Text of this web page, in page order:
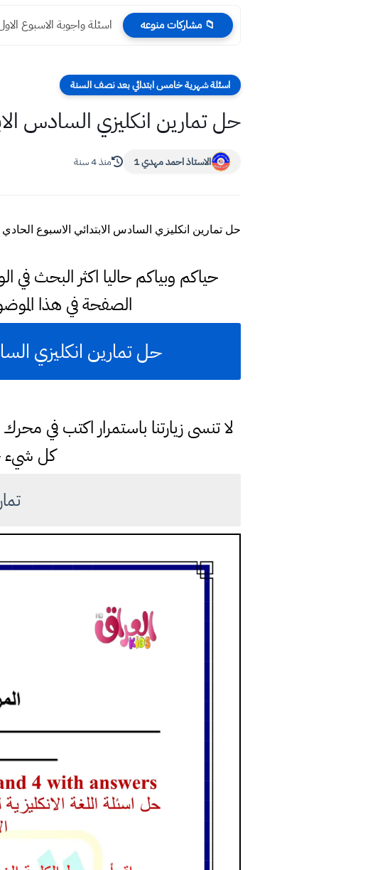
📁 مشاركات منوعه اسئلة واجوبة الاسبوع الاول للعام 2023 للصف الخامس
اسئلة شهرية خامس ابتدائي بعد نصف السنة
حل تمارين انكليزي السادس
الاستاذ احمد مهدي 1 منذ 4 سنة
حل تمارين انكليزي السادس الابتدائي الاسبوع
حياكم وبياكم حاليا اكثر البحث
الصفحة في هذا
حل تمارين انكليزي
لا تنسى زيارتنا باستمرار اكتب في
كل شيء